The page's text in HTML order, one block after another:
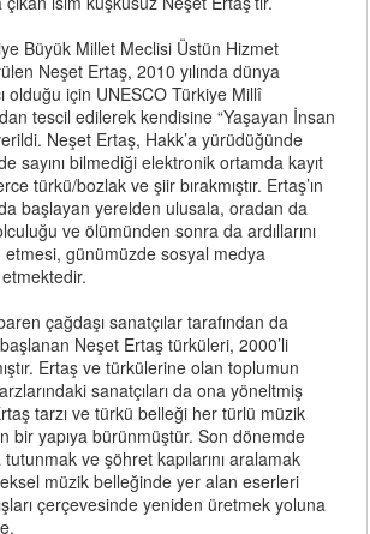
Büyük Millet Meclisi Üstün Hizmet
Neşet Ertaş, 2010 yılında dünya
olduğu için UNESCO Türkiye Millî
tescil edilerek kendisine “Yaşayan İnsan
Neşet Ertaş, Hakk’a yürüdüğünde
sayını bilmediği elektronik ortamda kayıt
türkü/bozlak ve şiir bırakmıştır. Ertaş’ın
başlayan yerelden ulusala, oradan da
ve ölümünden sonra da ardıllarını
günümüzde sosyal medya
etmektedir.
çağdaşı sanatçılar tarafından da
Neşet Ertaş türküleri, 2000’li
Ertaş ve türkülerine olan toplumun
sanatçıları da ona yöneltmiş
tarzı ve türkü belleği her türlü müzik
bir yapıya bürünmüştür. Son dönemde
ve şöhret kapılarını aralamak
müzik belleğinde yer alan eserleri
çerçevesinde yeniden üretmek yoluna